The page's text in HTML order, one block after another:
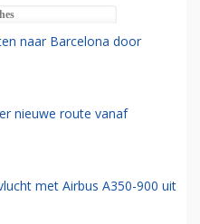
naar Barcelona door
nieuwe route vanaf
met Airbus A350-900 uit